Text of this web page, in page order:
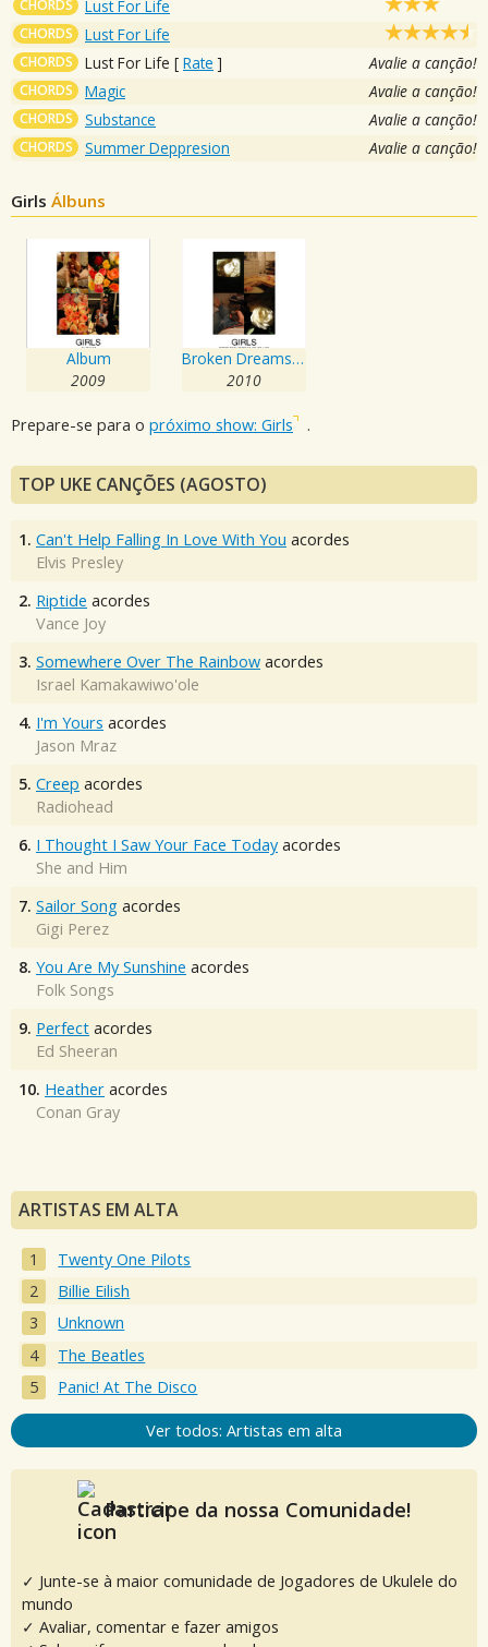
CHORDS Lust For Life
CHORDS Lust For Life
CHORDS Lust For Life [ Rate ] Avalie a canção!
CHORDS Magic Avalie a canção!
CHORDS Substance Avalie a canção!
CHORDS Summer Deppresion Avalie a canção!
Girls Álbuns
Album
2009
Broken Dreams Club
2010
Prepare-se para o próximo show: Girls .
TOP UKE CANÇÕES (AGOSTO)
1. Can't Help Falling In Love With You acordes
Elvis Presley
2. Riptide acordes
Vance Joy
3. Somewhere Over The Rainbow acordes
Israel Kamakawiwo'ole
4. I'm Yours acordes
Jason Mraz
5. Creep acordes
Radiohead
6. I Thought I Saw Your Face Today acordes
She and Him
7. Sailor Song acordes
Gigi Perez
8. You Are My Sunshine acordes
Folk Songs
9. Perfect acordes
Ed Sheeran
10. Heather acordes
Conan Gray
ARTISTAS EM ALTA
Twenty One Pilots
Billie Eilish
Unknown
The Beatles
Panic! At The Disco
Ver todos: Artistas em alta
Participe da nossa Comunidade!
✓ Junte-se à maior comunidade de Jogadores de Ukulele do
mundo
✓ Avaliar, comentar e fazer amigos